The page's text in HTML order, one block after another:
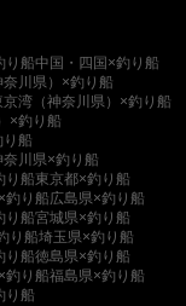
り船中国・四国×釣り船
川県）×釣り船
京湾（神奈川県）×釣り船
×釣り船
船
奈川県×釣り船
り船東京都×釣り船
釣り船広島県×釣り船
り船宮城県×釣り船
り船埼玉県×釣り船
り船徳島県×釣り船
釣り船福島県×釣り船
り船